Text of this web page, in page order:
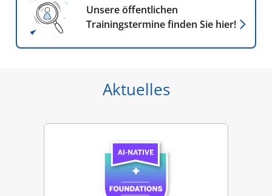
Unsere öffentlichen
Trainingstermine finden Sie hier!
Aktuelles